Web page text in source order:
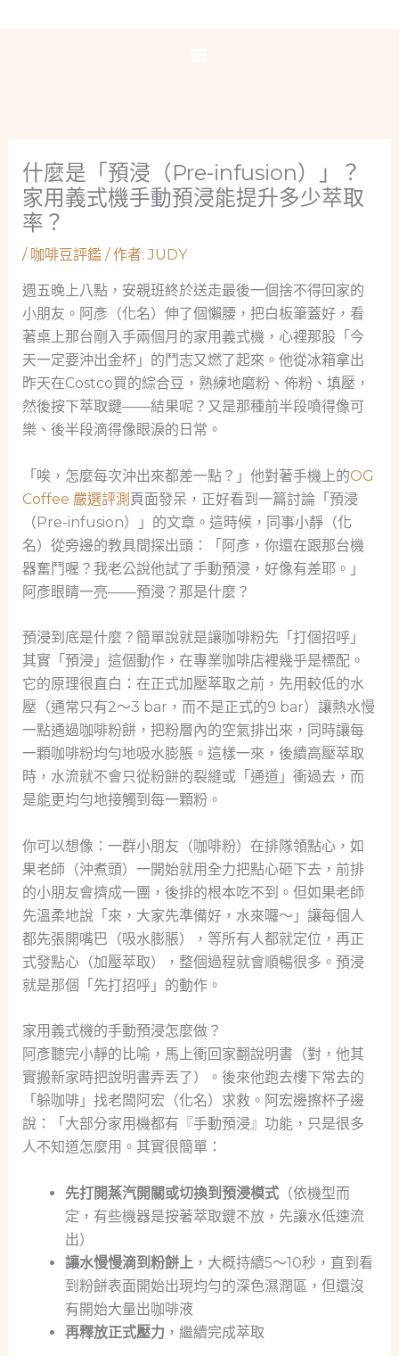
什麼是「預浸（Pre-infusion）」？
家用義式機手動預浸能提升多少萃取
率？
/ 咖啡豆評鑑/ 作者:JUDY
週五晚上八點，安親班終於送走最後一個捨不得回家的
小朋友。阿彥（化名）伸了個懶腰，把白板筆蓋好，看
著桌上那台剛入手兩個月的家用義式機，心裡那股「今
天一定要沖出金杯」的鬥志又燃了起來。他從冰箱拿出
昨天在Costco買的綜合豆，熟練地磨粉、佈粉、填壓，
然後按下萃取鍵——結果呢？又是那種前半段噴得像可
樂、後半段滴得像眼淚的日常。
「唉，怎麼每次沖出來都差一點？」他對著手機上的OG
Coffee 嚴選評測 頁面發呆，正好看到一篇討論「預浸
（Pre-infusion）」的文章。這時候，同事小靜（化
名）從旁邊的教具間探出頭：「阿彥，你還在跟那台機
器奮鬥喔？我老公說他試了手動預浸，好像有差耶。」
阿彥眼睛一亮——預浸？那是什麼？
預浸到底是什麼？簡單說就是讓咖啡粉先「打個招呼」
其實「預浸」這個動作，在專業咖啡店裡幾乎是標配。
它的原理很直白：在正式加壓萃取之前，先用較低的水
壓（通常只有2～3 bar，而不是正式的9 bar）讓熱水慢
一點通過咖啡粉餅，把粉層內的空氣排出來，同時讓每
一顆咖啡粉均勻地吸水膨脹。這樣一來，後續高壓萃取
時，水流就不會只從粉餅的裂縫或「通道」衝過去，而
是能更均勻地接觸到每一顆粉。
你可以想像：一群小朋友（咖啡粉）在排隊領點心，如
果老師（沖煮頭）一開始就用全力把點心砸下去，前排
的小朋友會擠成一團，後排的根本吃不到。但如果老師
先溫柔地說「來，大家先準備好，水來囉～」讓每個人
都先張開嘴巴（吸水膨脹），等所有人都就定位，再正
式發點心（加壓萃取），整個過程就會順暢很多。預浸
就是那個「先打招呼」的動作。
家用義式機的手動預浸怎麼做？
阿彥聽完小靜的比喻，馬上衝回家翻說明書（對，他其
實搬新家時把說明書弄丟了）。後來他跑去樓下常去的
「躲咖啡」找老闆阿宏（化名）求救。阿宏邊擦杯子邊
說：「大部分家用機都有『手動預浸』功能，只是很多
人不知道怎麼用。其實很簡單：
先打開蒸汽開關或切換到預浸模式（依機型而
定，有些機器是按著萃取鍵不放，先讓水低速流
出）
讓水慢慢滴到粉餅上，大概持續5～10秒，直到看
到粉餅表面開始出現均勻的深色濕潤區，但還沒
有開始大量出咖啡液
再釋放正式壓力 ，繼續完成萃取